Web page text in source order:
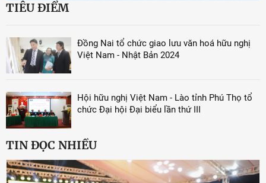
TIÊU ĐIỂM
Đồng Nai tổ chức giao lưu văn hoá hữu nghị
Việt Nam - Nhật Bản 2024
Hội hữu nghị Việt Nam - Lào tỉnh Phú Thọ tổ
chức Đại hội Đại biểu lần thứ III
TIN ĐỌC NHIỀU